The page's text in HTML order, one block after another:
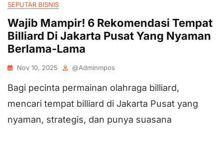
SEPUTAR BISNIS
Wajib Mampir! 6 Rekomendasi Tempat
Billiard Di Jakarta Pusat Yang Nyaman
Berlama-Lama
Nov 10, 2025 @adminmpos
Bagi pecinta permainan olahraga billiard,
mencari tempat billiard di Jakarta Pusat yang
nyaman, strategis, dan punya suasana